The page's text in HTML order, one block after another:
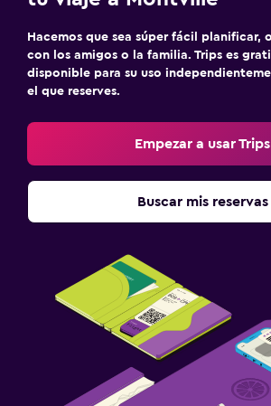
Check-in/check-out privado
Lavandería
Lavandería
Plancha y tabla de planchar
Secadora
Cafetería
Mesa de comedor
Salud y seguridad
Cámaras CCTV en zonas comunes
Hacemos que sea súper fácil planificar,
con los amigos o la familia. Trips es
disponible para su uso
el que reserves.
Empezar a usar Trips
Buscar mis reservas